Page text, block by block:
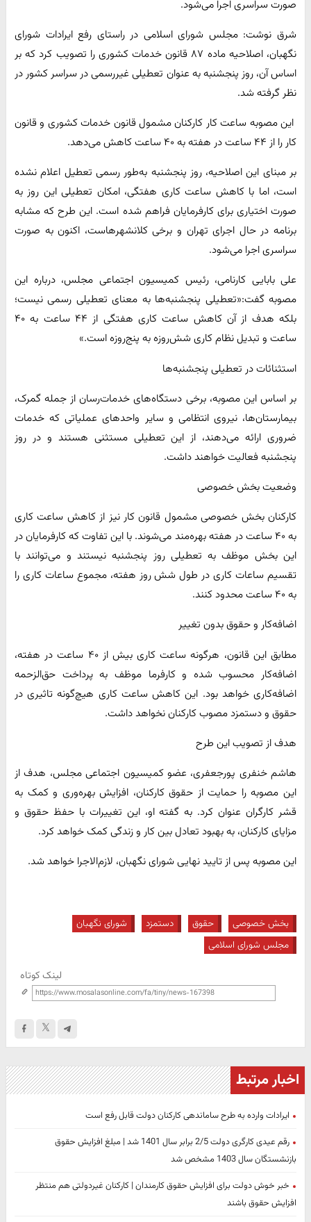
صورت سراسری اجرا می‌شود.
شرق نوشت: مجلس شورای اسلامی در راستای رفع ایرادات شورای
نگهبان، اصلاحیه ماده ۸۷ قانون خدمات کشوری را تصویب کرد که بر
اساس آن، روز پنجشنبه به عنوان تعطیلی غیررسمی در سراسر کشور در
نظر گرفته شد.
این مصوبه ساعت کار کارکنان مشمول قانون خدمات کشوری و قانون
کار را از ۴۴ ساعت در هفته به ۴۰ ساعت کاهش می‌دهد.
بر مبنای این اصلاحیه، روز پنجشنبه به‌طور رسمی تعطیل اعلام نشده
است، اما با کاهش ساعت کاری هفتگی، امکان تعطیلی این روز به
صورت اختیاری برای کارفرمایان فراهم شده است. این طرح که مشابه
برنامه در حال اجرای تهران و برخی کلانشهرهاست، اکنون به صورت
سراسری اجرا می‌شود.
علی بابایی کارنامی، رئیس کمیسیون اجتماعی مجلس، درباره این
مصوبه گفت:«تعطیلی پنجشنبه‌ها به معنای تعطیلی رسمی نیست؛
بلکه هدف از آن کاهش ساعت کاری هفتگی از ۴۴ ساعت به ۴۰
ساعت و تبدیل نظام کاری شش‌روزه به پنج‌روزه است.»
استثنائات در تعطیلی پنجشنبه‌ها
بر اساس این مصوبه، برخی دستگاه‌های خدمات‌رسان از جمله گمرک،
بیمارستان‌ها، نیروی انتظامی و سایر واحدهای عملیاتی که خدمات
ضروری ارائه می‌دهند، از این تعطیلی مستثنی هستند و در روز
پنجشنبه فعالیت خواهند داشت.
وضعیت بخش خصوصی
کارکنان بخش خصوصی مشمول قانون کار نیز از کاهش ساعت کاری
به ۴۰ ساعت در هفته بهره‌مند می‌شوند. با این تفاوت که کارفرمایان در
این بخش موظف به تعطیلی روز پنجشنبه نیستند و می‌توانند با
تقسیم ساعات کاری در طول شش روز هفته، مجموع ساعات کاری را
به ۴۰ ساعت محدود کنند.
اضافه‌کار و حقوق بدون تغییر
مطابق این قانون، هرگونه ساعت کاری بیش از ۴۰ ساعت در هفته،
اضافه‌کار محسوب شده و کارفرما موظف به پرداخت حق‌الزحمه
اضافه‌کاری خواهد بود. این کاهش ساعت کاری هیچ‌گونه تاثیری در
حقوق و دستمزد مصوب کارکنان نخواهد داشت.
هدف از تصویب این طرح
هاشم خنفری پورجعفری، عضو کمیسیون اجتماعی مجلس، هدف از
این مصوبه را حمایت از حقوق کارکنان، افزایش بهره‌وری و کمک به
قشر کارگران عنوان کرد. به گفته او، این تغییرات با حفظ حقوق و
مزایای کارکنان، به بهبود تعادل بین کار و زندگی کمک خواهد کرد.
این مصوبه پس از تایید نهایی شورای نگهبان، لازم‌الاجرا خواهد شد.
بخش خصوصی حقوق دستمزد
شورای نگهبان
مجلس شورای اسلامی
لینک کوتاه
اخبار مرتبط
ایرادات وارده به طرح ساماندهی کارکنان دولت قابل رفع است
رقم عیدی کارگری دولت 2/5 برابر سال 1401 شد | مبلغ افزایش حقوق
بازنشستگان سال 1403 مشخص شد
خبر خوش دولت برای افزایش حقوق کارمندان | کارکنان غیردولتی هم منتظر
افزایش حقوق باشند